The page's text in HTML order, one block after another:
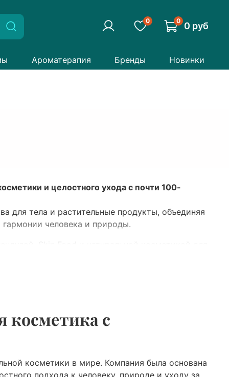
0 0 0 руб
Ароматерапия Бренды Новинки
и целостного ухода с почти 100-
для тела и растительные продукты, объединяя
человека и природы.
косметика с
косметики в мире. Компания была основана
подхода к человеку, природе и уходу за